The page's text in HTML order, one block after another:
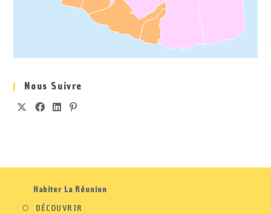
Nous Suivre
Habiter La Réunion
DÉCOUVRIR